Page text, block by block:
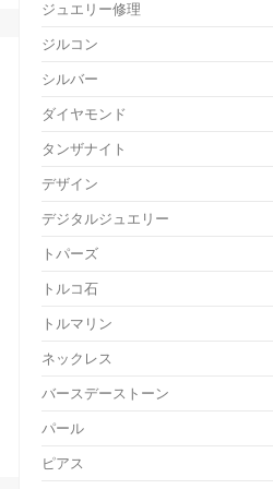
ジュエリー修理
ジルコン
シルバー
ダイヤモンド
タンザナイト
デザイン
デジタルジュエリー
トパーズ
トルコ石
トルマリン
ネックレス
バースデーストーン
パール
ピアス